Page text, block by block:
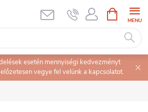
KOSÁR
esetén mennyiségi kedvezményt
vegye fel velünk a kapcsolatot.